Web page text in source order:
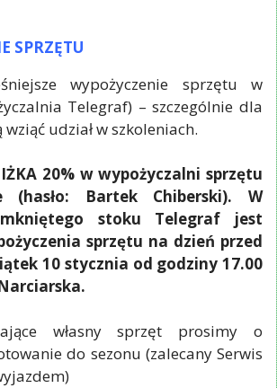
SPRZĘTU
wypożyczenie sprzętu w
Telegraf) – szczególnie dla
udział w szkoleniach.
20% w wypożyczalni sprzętu
(hasło: Bartek Chiberski). W
stoku Telegraf jest
sprzętu na dzień przed
10 stycznia od godziny 17.00
własny sprzęt prosimy o
do sezonu (zalecany Serwis